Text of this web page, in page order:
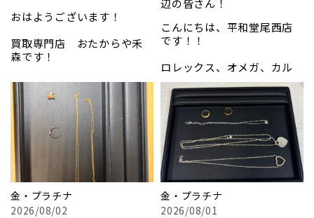
＃ディオール
＃フェラガモ
＃金
＃岐阜市
＃おたからや
＃骨董品
＃切手
＃高価買取
===============================
買取専門店 おたからや 加納
店
#大垣市
買取専門店 おたからやイ
ださい。
お写真は先日買取させてい
ただいたお品になります。
「貴金属」
上記以外のお品も高価買取
させていただきます！
どうぞご来店をお待ちして
おります
#貴金属
#プラチナ
#ブランド品
ち寄りください。
「時計」
上記以外のお品も高価買取
させていただきます！
どうぞご来店をお待ちして
おります〜٩( ᐛ )و
#貴金属
#プラチナ
#ブランド品
#時計
#金
#おたからや
おはようございます！
買取専門店 おたからや禾
森です！
「動かなくなってしまった」
「ガラスに傷がある」「ベ
ルトがちぎれた」そんな状
態の時計でも、諦めて処分
してしまうのはもったいあ
りません！ロレックスなど
の高級時計は、壊れていても
部品としての価値や修理し
て再販できるルートがある
ため、思わぬ高値がつくケ
辺の皆さん！
こんにちは、平和堂尾西店
です！！
ロレックス、オメガ、カル
ティエをはじめとするブラン
ド時計は、現在世界的に需
要が高まっています。当店で
は、時計の歴史や市場価値
を深く理解した専門スタッ
フが、お客様の愛機を一点
ずつ丁寧に拝見いたします。
外箱や保証書、余りコマな
どの付属品がなくても大歓迎
です。これまでの市場データ
に基づき、その時の最高水準
金・プラチナ
2026/08/02
金・プラチナ
2026/08/01